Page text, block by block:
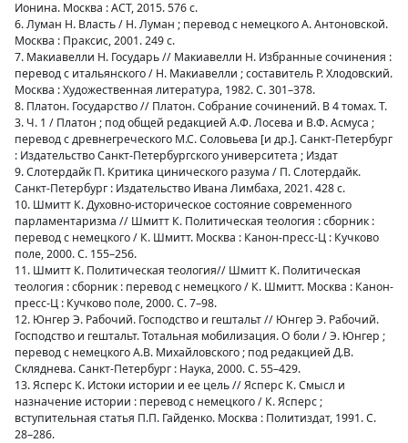
Ионина. Москва : АСТ, 2015. 576 с.
6. Луман Н. Власть / Н. Луман ; перевод с немецкого А. Антоновской.
Москва : Праксис, 2001. 249 с.
7. Макиавелли Н. Государь // Макиавелли Н. Избранные сочинения :
перевод с итальянского / Н. Макиавелли ; составитель Р. Хлодовский.
Москва : Художественная литература, 1982. С. 301–378.
8. Платон. Государство // Платон. Собрание сочинений. В 4 томах. Т.
3. Ч. 1 / Платон ; под общей редакцией А.Ф. Лосева и В.Ф. Асмуса ;
перевод с древнегреческого М.С. Соловьева [и др.]. Санкт-Петербург
: Издательство Санкт-Петербургского университета ; Издат
9. Слотердайк П. Критика цинического разума / П. Слотердайк.
Санкт-Петербург : Издательство Ивана Лимбаха, 2021. 428 с.
10. Шмитт К. Духовно-историческое состояние современного
парламентаризма // Шмитт К. Политическая теология : сборник :
перевод с немецкого / К. Шмитт. Москва : Канон-пресс-Ц : Кучково
поле, 2000. С. 155–256.
11. Шмитт К. Политическая теология// Шмитт К. Политическая
теология : сборник : перевод с немецкого / К. Шмитт. Москва : Канон-
пресс-Ц : Кучково поле, 2000. С. 7–98.
12. Юнгер Э. Рабочий. Господство и гештальт // Юнгер Э. Рабочий.
Господство и гештальт. Тотальная мобилизация. О боли / Э. Юнгер ;
перевод с немецкого А.В. Михайловского ; под редакцией Д.В.
Скляднева. Санкт-Петербург : Наука, 2000. С. 55–429.
13. Ясперс К. Истоки истории и ее цель // Ясперс К. Смысл и
назначение истории : перевод с немецкого / К. Ясперс ;
вступительная статья П.П. Гайденко. Москва : Политиздат, 1991. С.
28–286.